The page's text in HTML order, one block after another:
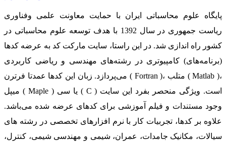
پایگاه علوم محاسباتی ایران با حمایت معاونت علمی وفناوری
ریاست جمهوری در سال 1392 با هدف توسعه علوم محاسباتی در
کشور راه اندازی شد. در این راستا، سایت مارکت کد به عرضه کدها
(برنامه‌های) کامپیوتری در رشته‌های مهندسی و ریاضی کاربردی
می‌پردازد. زبان این کدها عمدتا فرترن ( Fortran )، متلب ( Matlab )،
میپل ( Maple ) یا سی ( C ) است. ویژگی منحصر بفرد این سایت
وجود مستندات و فیلم آموزشی برای کدهای عرضه شده می‌باشد.
علاوه بر کدها، تجربیات کار با نرم افزارهای تخصصی در رشته های
سیالات، مکانیک جامدات، عمران، شیمی و مهندسی شیمی، کنترل،